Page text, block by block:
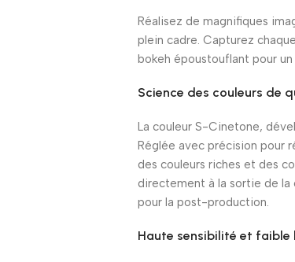
Réalisez de magnifiques
plein cadre. Capturez
bokeh époustouflant pour
Science des couleurs de
La couleur S-Cinetone,
Réglée avec précision pour
des couleurs riches et des
directement à la sortie de la
pour la post-production.
Haute sensibilité et faible